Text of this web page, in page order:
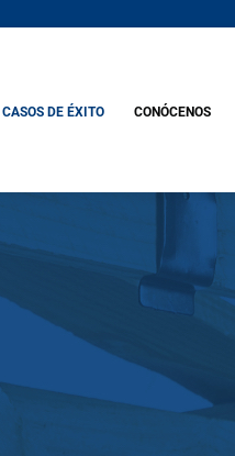
CASOS DE ÉXITO CONÓCENOS